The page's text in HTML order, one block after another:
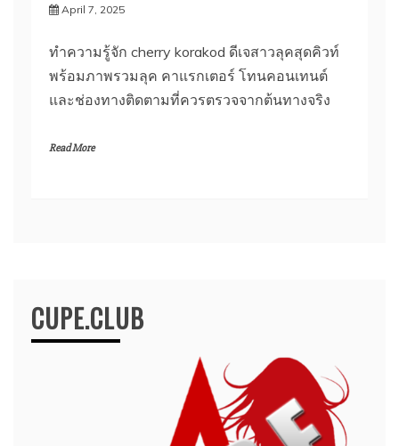
April 7, 2025
ทำความรู้จัก cherry korakod ดีเจสาวลุคสุดคิวท์
พร้อมภาพรวมลุค คาแรกเตอร์ โทนคอนเทนต์
และช่องทางติดตามที่ควรตรวจจากต้นทางจริง
Read More
CUPE.CLUB